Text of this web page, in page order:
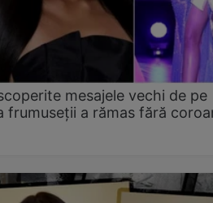
mesajele vechi de pe
frumuseții a rămas fără